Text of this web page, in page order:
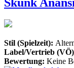
Stil (Spielzeit):
Label/Vertrieb
Bewertung: Keine